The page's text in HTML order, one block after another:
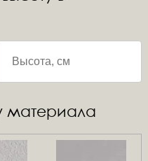
материала